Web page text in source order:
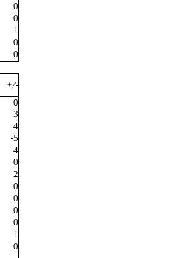
0
0
1
0
0
+/-
0
3
4
-5
4
0
2
0
0
0
0
-1
0